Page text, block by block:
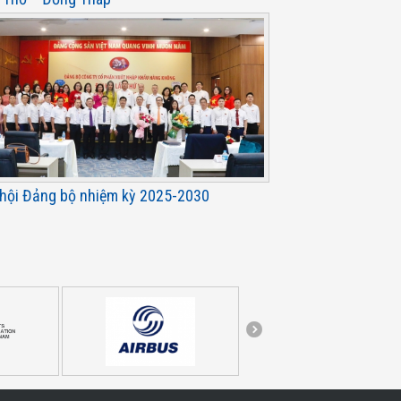
Đảng bộ nhiệm kỳ 2025-2030